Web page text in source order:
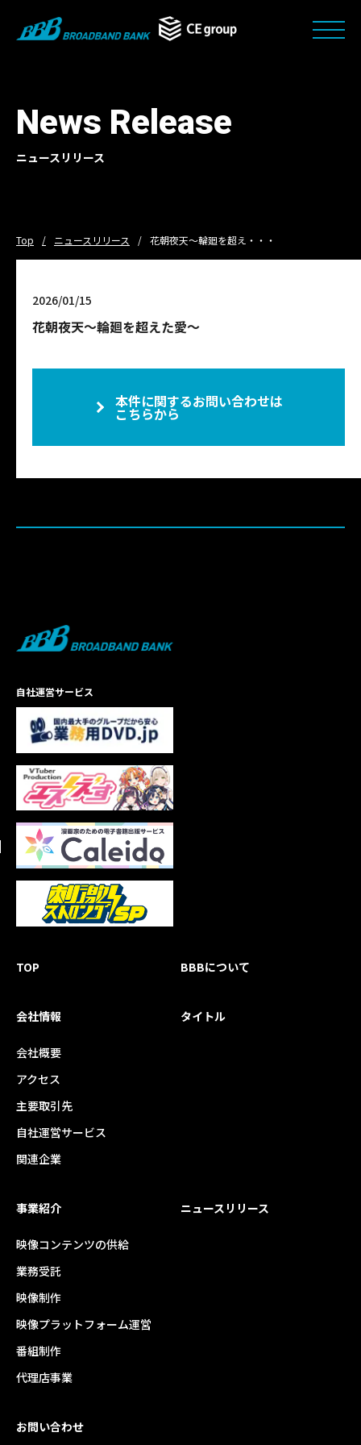
News Release
ニュースリリース
Top ニュースリリース 花朝夜天～輪廻を超え・・・
2026/01/15
花朝夜天～輪廻を超えた愛～
本件に関するお問い合わせは
こちらから
自社運営サービス
TOP BBBについて
会社情報
会社概要
アクセス
主要取引先
自社運営サービス
関連企業
タイトル
事業紹介
映像コンテンツの供給
業務受託
映像制作
映像プラットフォーム運営
番組制作
代理店事業
ニュースリリース
お問い合わせ